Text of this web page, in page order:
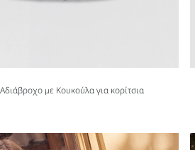
με Κουκούλα για κορίτσια